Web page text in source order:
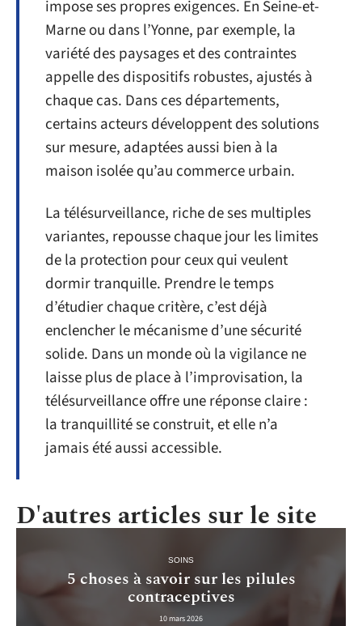
impose ses propres exigences. En Seine-et-
Marne ou dans l’Yonne, par exemple, la
variété des paysages et des contraintes
appelle des dispositifs robustes, ajustés à
chaque cas. Dans ces départements,
certains acteurs développent des solutions
sur mesure, adaptées aussi bien à la
maison isolée qu’au commerce urbain.
La télésurveillance, riche de ses multiples
variantes, repousse chaque jour les limites
de la protection pour ceux qui veulent
dormir tranquille. Prendre le temps
d’étudier chaque critère, c’est déjà
enclencher le mécanisme d’une sécurité
solide. Dans un monde où la vigilance ne
laisse plus de place à l’improvisation, la
télésurveillance offre une réponse claire :
la tranquillité se construit, et elle n’a
jamais été aussi accessible.
D'autres articles sur le site
SOINS
5 choses à savoir sur les pilules
contraceptives
10 mars 2026